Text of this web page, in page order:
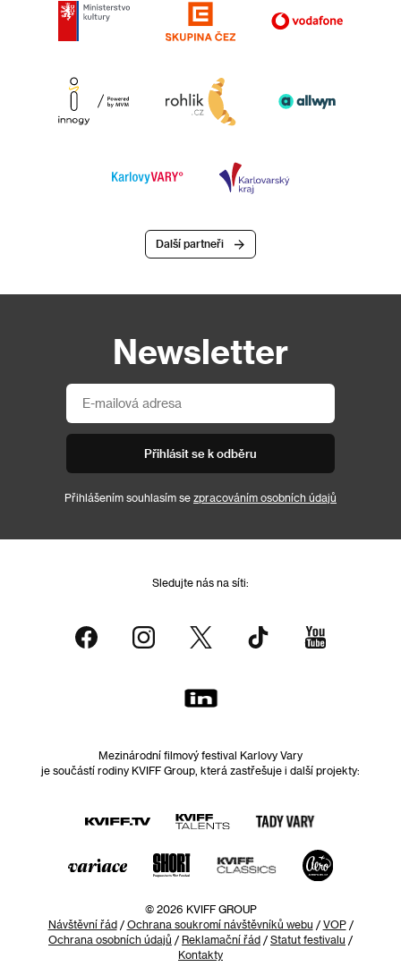
Další partneři
Newsletter
Přihlásit se k odběru
Přihlášením souhlasím se zpracováním osobních údajů
Sledujte nás na síti:
Mezinárodní filmový festival Karlovy Vary
je součástí rodiny KVIFF Group, která zastřešuje i další projekty:
© 2026 KVIFF GROUP
Návštěvní řád/ Ochrana soukromí návštěvníků webu / VOP/
Ochrana osobních údajů / Reklamační řád / Statut festivalu /
Kontakty